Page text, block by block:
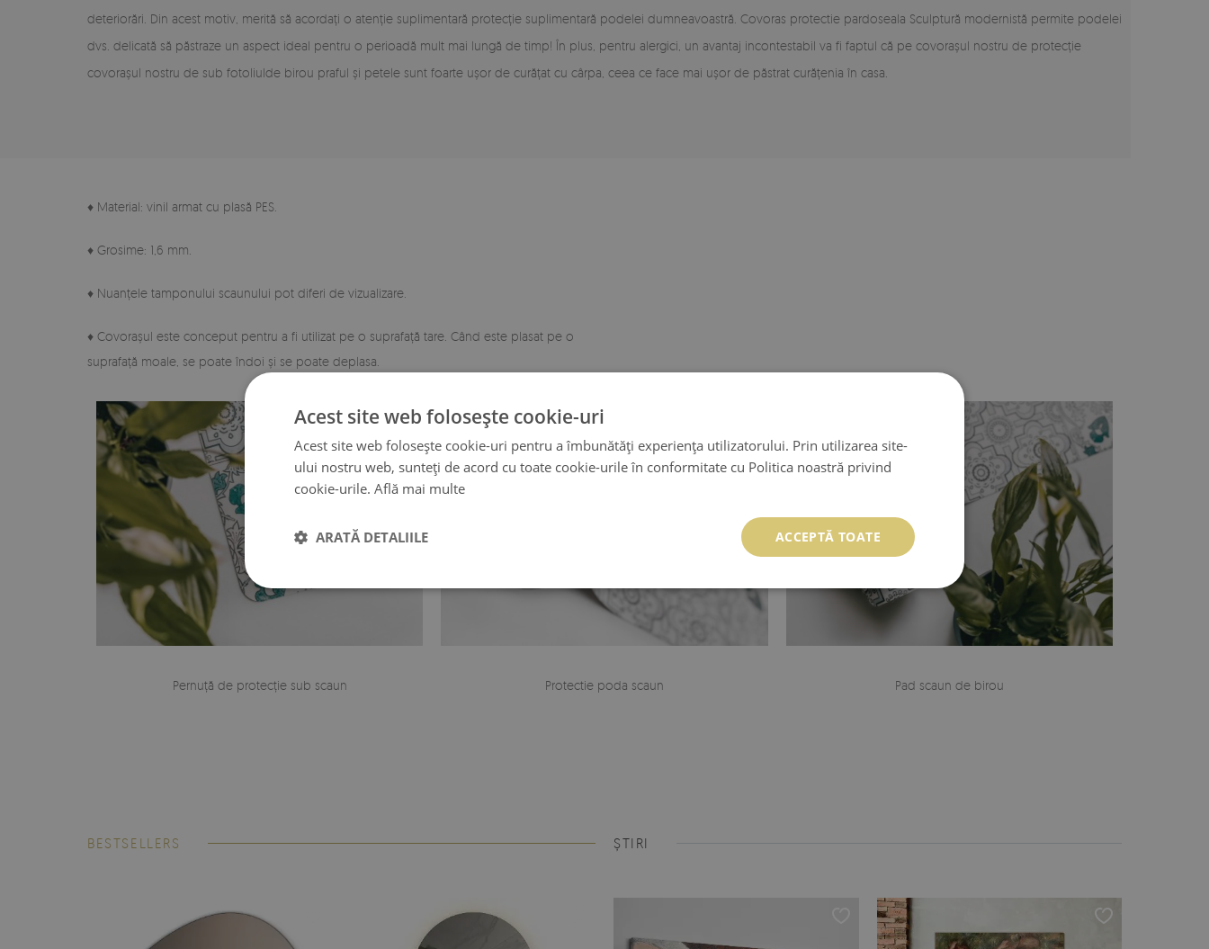
deteriorări. Din acest motiv, merită să acordați o atenție suplimentară protecție suplimentară podelei dumneavoastră. Covoras protectie pardoseala Sculptură modernistă permite podelei
dvs. delicată să păstraze un aspect ideal pentru o perioadă mult mai lungă de timp! În plus, pentru alergici, un avantaj incontestabil va fi faptul că pe covorașul nostru de protecție
covorașul nostru de sub fotoliulde birou praful și petele sunt foarte ușor de curățat cu cârpa, ceea ce face mai ușor de păstrat curățenia în casa.
♦ Material: vinil armat cu plasă PES.
♦ Grosime: 1,6 mm.
♦ Nuanțele tamponului scaunului pot diferi de vizualizare.
♦ Covorașul este conceput pentru a fi utilizat pe o suprafață tare. Când este plasat pe o
suprafață moale, se poate îndoi și se poate deplasa.
Pernuță de protecție sub scaun Protectie poda scaun Pad scaun de birou
BESTSELLERS ȘTIRI
Acest site web folosește cookie-uri
Acest site web folosește cookie-uri pentru a îmbunătăți experiența utilizatorului. Prin utilizarea site-
ului nostru web, sunteți de acord cu toate cookie-urile în conformitate cu Politica noastră privind
cookie-urile. Află mai multe
ACCEPTĂ TOATE
ARATĂ DETALIILE